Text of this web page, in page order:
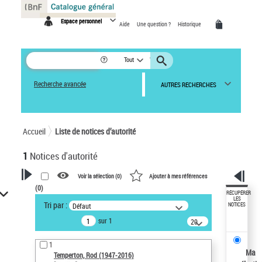
Espace personnel Aide Une question ? Historique
Tout
Recherche avancée AUTRES RECHERCHES
Accueil Liste de notices d’autorité
1 Notices d'autorité
VOTRE RECHERCHE
Recherche avancée dans les
notices d’autorité
Œuvres liées à l'auteur :
Temperton, Rod (1947-2016)
Voir la sélection (0) Ajouter à mes références
(0)
Tri par : Défaut
sur 1
20
résultats/page
1
Temperton, Rod (1947-2016)
RÉCUPÉRER
LES
NOTICES
Ma
Panneau de gestion des cookies